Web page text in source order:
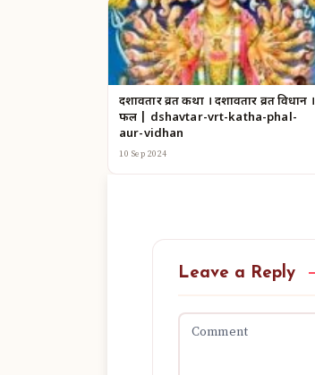
दशावतार व्रत कथा । दशावतार व्रत विधान ।
फल | dshavtar-vrt-katha-phal-
aur-vidhan
10 Sep 2024
Leave a Reply